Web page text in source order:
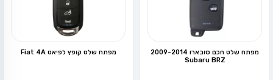
מפתח שלט חכם סובארו 2009-2014
Subaru BRZ
מפתח שלט קופץ לפיאט Fiat 4A